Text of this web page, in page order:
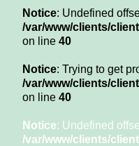
Notice: Undefined
/var/www/clients/
on line 40
Notice: Trying to get
/var/www/clients/
on line 40
Notice: Undefined
/var/www/clients/